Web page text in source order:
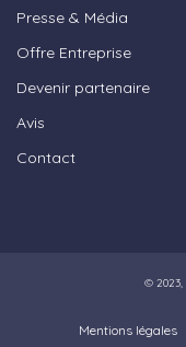
Presse & Média
Offre Entreprise
Devenir partenaire
Avis
Contact
© 2023,
Mentions légales